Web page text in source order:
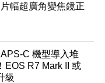
幅超廣角變焦鏡正
C 機型導入堆
EOS R7 Mark II 或
級